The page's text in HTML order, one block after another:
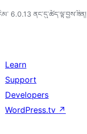
6.0.13 ནང་དུ་ཚོད་ལྟ་བྱས་ཟིན།
Learn
Support
Developers
WordPress.tv ↗